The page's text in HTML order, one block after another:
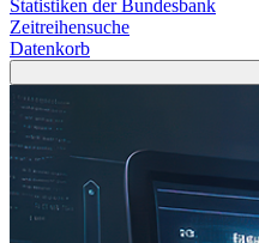
Statistiken der Bundesbank
Zeitreihensuche
Datenkorb